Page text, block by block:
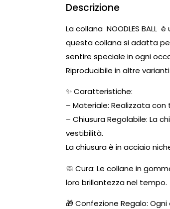
Descrizione
La collana NOODLES
questa collana si adatta
sentire speciale in ogni
Riproducibile in altre
✨ Caratteristiche:
– Materiale: Realizzata
– Chiusura Regolabile: La
vestibilità.
La chiusura è in acciaio
🧼 Cura: Le collane in
loro brillantezza nel tempo.
🎁 Confezione Regalo: